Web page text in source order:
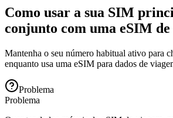
Como usar a sua SIM
conjunto com uma eSIM de
Mantenha o seu número habitual ativo para
enquanto usa uma eSIM para dados de
Problema
Problema